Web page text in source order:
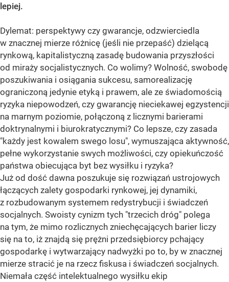
lepiej.
Dylemat: perspektywy czy gwarancje, odzwierciedla
w znacznej mierze różnicę (jeśli nie przepaść) dzielącą
rynkową, kapitalistyczną zasadę budowania przyszłości
od miraży socjalistycznych. Co wolimy? Wolność, swobodę
poszukiwania i osiągania sukcesu, samorealizację
ograniczoną jedynie etyką i prawem, ale ze świadomością
ryzyka niepowodzeń, czy gwarancję nieciekawej egzystencji
na marnym poziomie, połączoną z licznymi barierami
doktrynalnymi i biurokratycznymi? Co lepsze, czy zasada
"każdy jest kowalem swego losu", wymuszająca aktywność,
pełne wykorzystanie swych możliwości, czy opiekuńczość
państwa obiecująca byt bez wysiłku i ryzyka?
Już od dość dawna poszukuje się rozwiązań ustrojowych
łączących zalety gospodarki rynkowej, jej dynamiki,
z rozbudowanym systemem redystrybucji i świadczeń
socjalnych. Swoisty cynizm tych "trzecich dróg" polega
na tym, że mimo rozlicznych zniechęcających barier liczy
się na to, iż znajdą się prężni przedsiębiorcy pchający
gospodarkę i wytwarzający nadwyżki po to, by w znacznej
mierze stracić je na rzecz fiskusa i świadczeń socjalnych.
Niemała część intelektualnego wysiłku ekip